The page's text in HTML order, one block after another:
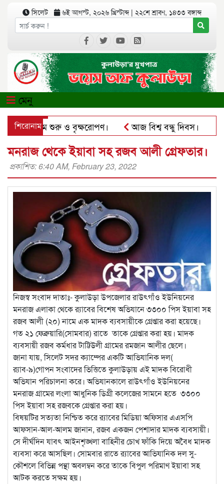
সিলেট ৬ই আগস্ট, ২০২৬ খ্রিস্টাব্দ | ২২শে শ্রাবণ, ১৪৩৩ বঙ্গাব্দ
মেনু
শিরোনাম
কার্যক্রম শুরু ও বৃক্ষরোপণ। আজ বিশ্ব বন্ধু দিবস।
ব্যবহার করে প্রতারণার চেষ্টা।
পৃথিমপাশায় ঋণের
মনরাজ থেকে ইয়াবা সহ রজব আলী গ্রেফতার।
প্রকাশিত: 6:40 AM, February 23, 2022
নিজস্ব সংবাদ দাতাঃ- কুলাউড়া উপজেলার রাউৎগাঁও ইউনিয়নের
মনরাজ এলাকা থেকে র‍্যাবের বিশেষ অভিযানে ৩৩০০ পিস ইয়াবা সহ
রজব আলী (২০) নামে এক মাদক ব্যবসায়ীকে গ্রেপ্তার করা হয়েছে।
গত ২১ ফেব্রুয়ারি(সোমবার) রাতে তাকে গ্রেপ্তার করা হয়। মাদক
ব্যবসায়ী রজব কর্মধার টাট্টিউলী গ্রামের রমজান আলীর ছেলে।
জানা যায়, সিলেট সদর ক্যাম্পের একটি আভিযানিক দল(
র‍্যাব-৯)গােপন সংবাদের ভিত্তিতে কুলাউড়ায় এই মাদক বিরোধী
অভিযান পরিচালনা করে। অভিযানকালে রাউৎগাঁও ইউনিয়নের
মনরাজ গ্রামের লংলা আধুনিক ডিগ্রী কলেজের সামনে হতে ৩৩০০
পিস ইয়াবা সহ রজবকে গ্রেপ্তার করা হয়।
বিষয়টির সত্যতা নিশ্চিত করে র‍্যাবের মিডিয়া অফিসার এএসপি
আফসান-আল-আলম জানান, রজব একজন পেশাদার মাদক ব্যবসায়ী।
সে দীর্ঘদিন যাবৎ আইনশৃঙ্খলা বাহিনীর চোখ ফাঁকি দিয়ে অবৈধ মাদক
ব্যবসা করে আসছিল। সোমবার রাতে র‍্যাবের আভিযানিক দল সু-
কৌশলে বিভিন্ন পন্থা অবলম্বন করে তাকে বিপুল পরিমাণ ইয়াবা সহ
আটক করতে সক্ষম হয়।